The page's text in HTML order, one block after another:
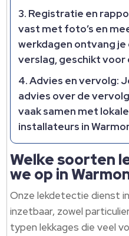
Registratie en
vast met foto’s en
werkdagen ontvang
verslag, geschikt voor
Advies en vervolg:
advies over de
vaak samen met
installateurs in
Welke soorten
we op in
Onze lekdetectie dienst
inzetbaar, zowel
typen lekkages die veel